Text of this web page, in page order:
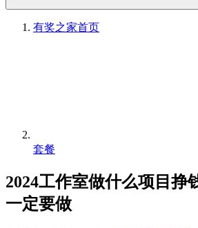
有奖之家首页
套餐
2024工作室做什么项目挣
一定要做